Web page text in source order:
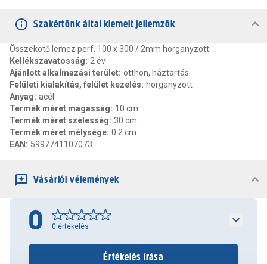
Szakértőnk által kiemelt jellemzők
Összekötő lemez perf. 100 x 300 / 2mm horganyzott.
Kellékszavatosság: 2 év
Ajánlott alkalmazási terület: otthon, háztartás
Felületi kialakítás, felület kezelés: horganyzott
Anyag: acél
Termék méret magasság: 10 cm
Termék méret szélesség: 30 cm
Termék méret mélysége: 0.2 cm
EAN : 5997741107073
Vásárlói vélemények
0 0 értékelés
Értékelés írása